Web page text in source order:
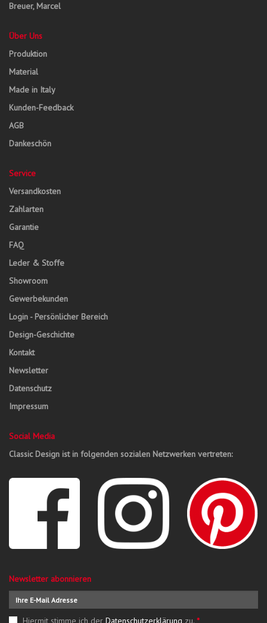
Breuer, Marcel
Über Uns
Produktion
Material
Made in Italy
Kunden-Feedback
AGB
Dankeschön
Service
Versandkosten
Zahlarten
Garantie
FAQ
Leder & Stoffe
Showroom
Gewerbekunden
Login - Persönlicher Bereich
Design-Geschichte
Kontakt
Newsletter
Datenschutz
Impressum
Social Media
Classic Design ist in folgenden sozialen Netzwerken vertreten:
Newsletter abonnieren
Hiermit stimme ich der Datenschutzerklärung zu. *